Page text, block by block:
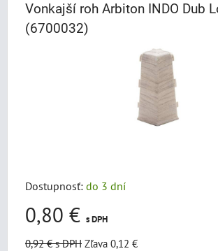
Vonkajší roh Arbiton INDO Dub
(6700032)
Dostupnosť: do 3 dní
0,80 € s DPH
0,92 €s DPH Zľava 0,12 €